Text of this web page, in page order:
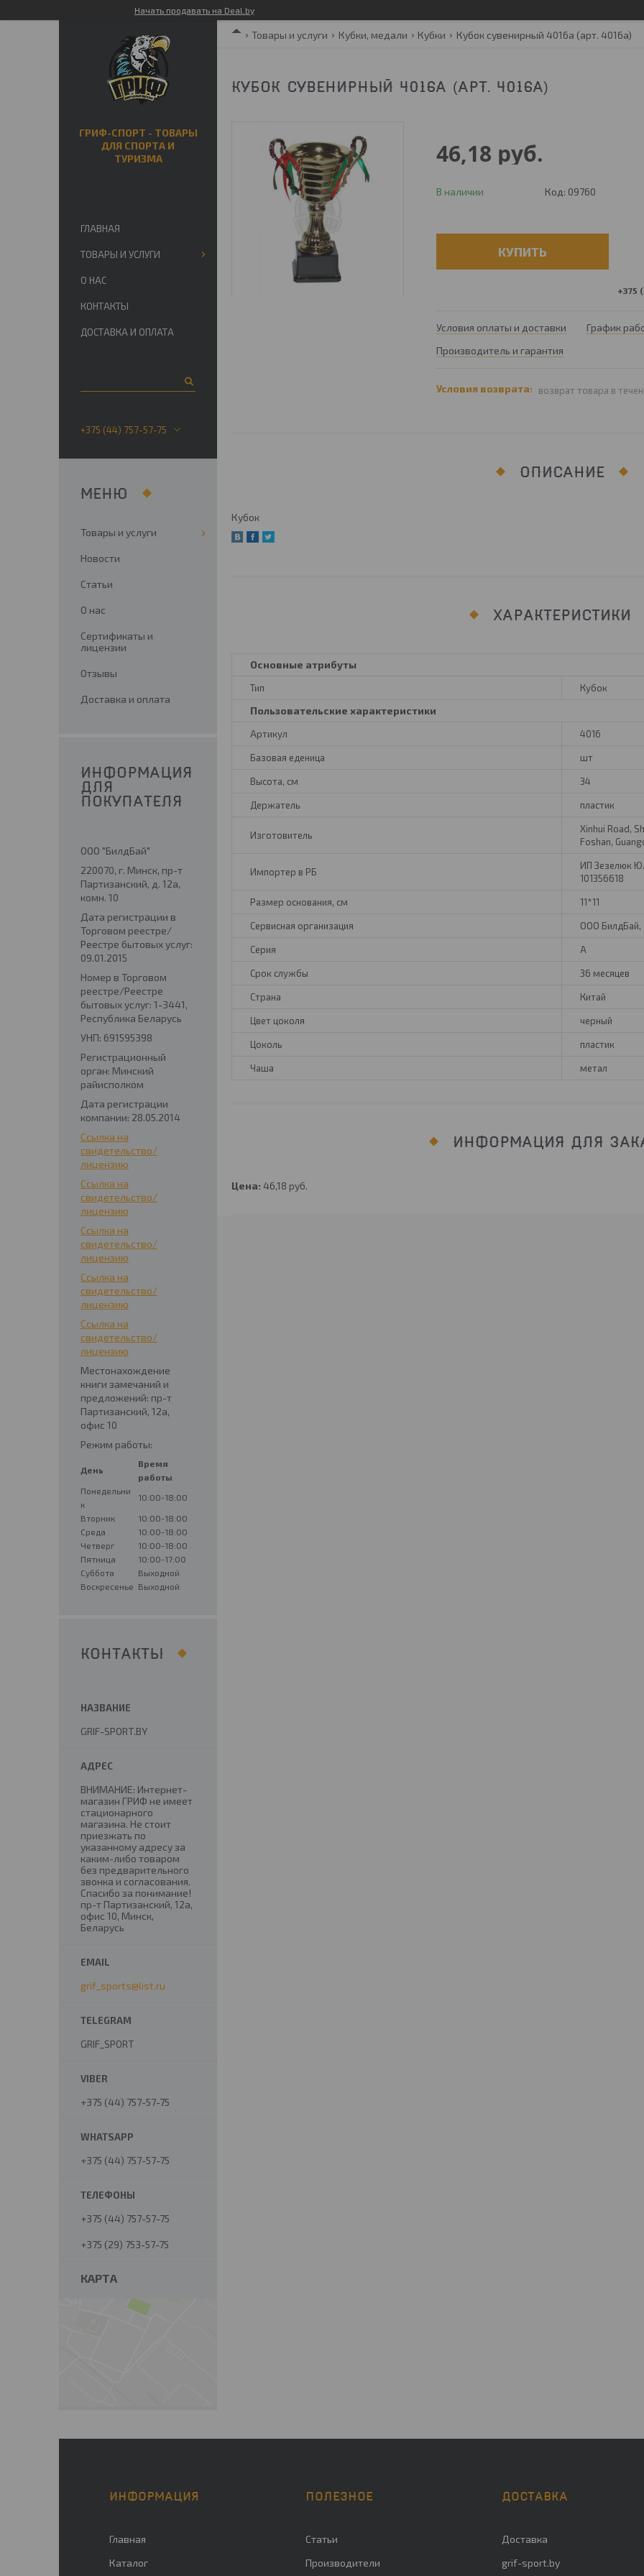
Начать продавать на Deal.by
Товары и услуги Кубки, медали Кубки Кубок сувенирный 4016a (арт. 4016a)
КУБОК СУВЕНИРНЫЙ 4016A (АРТ. 4016A)
46,18 руб.
В наличии Код: 09760
КУПИТЬ
+375
Условия оплаты и доставки
График
Производитель и гарантия
возврат товара в
ОПИСАНИЕ
Кубок
ХАРАКТЕРИСТИКИ
Основные атрибуты
Тип Кубок
Пользовательские характеристики
Артикул 4016
Базовая еденица шт
Высота, см 34
Держатель пластик
Изготовитель
Xinhui Road,
Foshan,
Импортер в РБ
ИП Зезелюк
101356618
Размер основания, см 11*11
Сервисная организация ООО БилдБай,
Серия A
Срок службы 36 месяцев
Страна Китай
Цвет цоколя черный
Цоколь пластик
Чаша метал
ИНФОРМАЦИЯ ДЛЯ
Цена: 46,18 руб.
ГРИФ-СПОРТ - ТОВАРЫ
ДЛЯ СПОРТА И
ТУРИЗМА
ГЛАВНАЯ
ТОВАРЫ И УСЛУГИ
О НАС
КОНТАКТЫ
ДОСТАВКА И ОПЛАТА
+375 (44) 757-57-75
Товары и услуги
Новости
Статьи
О нас
Сертификаты и
лицензии
Отзывы
Доставка и оплата
ИНФОРМАЦИЯ
ДЛЯ
ПОКУПАТЕЛЯ
ООО "БилдБай"
220070, г. Минск, пр-т
Партизанский, д. 12а,
комн. 10
Дата регистрации в
Торговом реестре/
Реестре бытовых услуг:
09.01.2015
Номер в Торговом
реестре/Реестре
бытовых услуг: 1-3441,
Республика Беларусь
УНП: 691595398
Регистрационный
орган: Минский
райисполком
Дата регистрации
компании: 28.05.2014
Ссылка на
свидетельство/
лицензию
Ссылка на
свидетельство/
лицензию
Ссылка на
свидетельство/
лицензию
Ссылка на
свидетельство/
лицензию
Ссылка на
свидетельство/
лицензию
Местонахождение
книги замечаний и
предложений: пр-т
Партизанский, 12а,
офис 10
Режим работы:
День
Время
работы
Понедельни
к
10:00-18:00
Вторник
10:00-18:00
Среда
10:00-18:00
Четверг
10:00-18:00
Пятница
10:00-17:00
Суббота
Выходной
Воскресенье Выходной
КОНТАКТЫ
GRIF-SPORT.BY
ВНИМАНИЕ: Интернет-
магазин ГРИФ не имеет
стационарного
магазина. Не стоит
приезжать по
указанному адресу за
каким-либо товаром
без предварительного
звонка и согласования.
Спасибо за понимание!
пр-т Партизанский, 12а,
офис 10, Минск,
Беларусь
grif_sports@list.ru
GRIF_SPORT
+375 (44) 757-57-75
+375 (44) 757-57-75
+375 (44) 757-57-75
+375 (29) 753-57-75
КАРТА
ИНФОРМАЦИЯ
Главная
Каталог
ПОЛЕЗНОЕ
Статьи
Производители
ДОСТАВКА
Доставка
grif-sport.by